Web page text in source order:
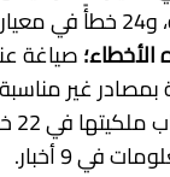
في معيار المصداقية،
صياغة
في 9 أخبار.